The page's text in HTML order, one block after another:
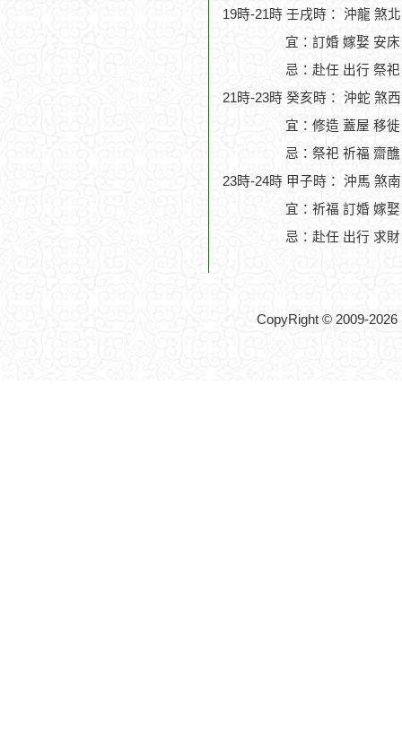
19時-21時 壬戌時： 沖龍 煞
宜：訂婚 嫁娶 安
忌：赴任 出行 祭
21時-23時 癸亥時： 沖蛇 煞
宜：修造 蓋屋 移
忌：祭祀 祈福 齋
23時-24時 甲子時： 沖馬 煞
宜：祈福 訂婚 嫁
忌：赴任 出行 求財
CopyRight © 2009-2026